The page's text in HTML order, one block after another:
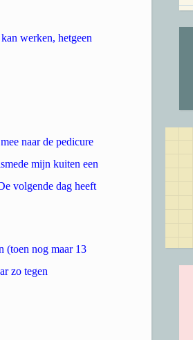
werken, hetgeen
naar de pedicure
mijn kuiten een
volgende dag heeft
(toen nog maar 13
zo tegen